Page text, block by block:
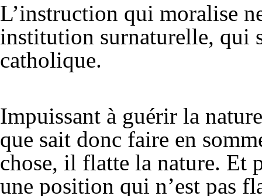
L’instruction qui moralise
institution surnaturelle, qui
catholique.
Impuissant à guérir la
que sait donc faire en
chose, il flatte la nature. Et
une position qui n’est pas